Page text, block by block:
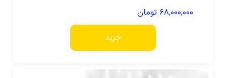
۶۸,۰۰۰,۰۰۰ تومان
خرید